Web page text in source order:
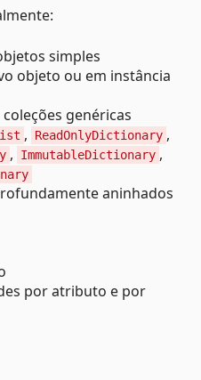
simples
objeto ou em instância
genéricas
, ReadOnlyDictionary ,
, ImmutableDictionary ,
aninhados
por atributo e por